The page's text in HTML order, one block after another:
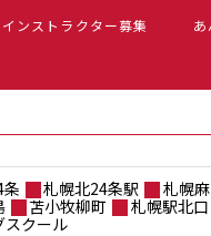
ンストラクター募集
条 札幌北24条駅 札幌
苫小牧柳町 札幌駅北口
スクール